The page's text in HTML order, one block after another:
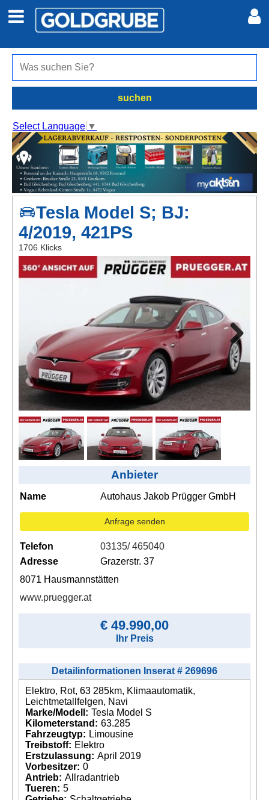
Auto + Motor
Jobs
Marktplatz
Erotik
Auktionen
jetzt inserieren
Kontakt
AGB, Nutzungsbedingungen
Impressum
Meine Inserate
Anmelden
suchen
Select Language ▼
Tesla Model S; BJ:
4/2019, 421PS
1706 Klicks
Next
Anbieter
Name Autohaus Jakob Prügger GmbH
Anfrage senden
Telefon
03135/ 465040
Adresse
Grazerstr. 37
8071 Hausmannstätten
www.pruegger.at
€ 49.990,00
Ihr Preis
Detailinformationen Inserat # 269696
Elektro, Rot, 63 285km, Klimaautomatik,
Leichtmetallfelgen, Navi
Marke/Modell: Tesla Model S
Kilometerstand: 63.285
Fahrzeugtyp: Limousine
Treibstoff: Elektro
Erstzulassung: April 2019
Vorbesitzer: 0
Antrieb: Allradantrieb
Tueren: 5